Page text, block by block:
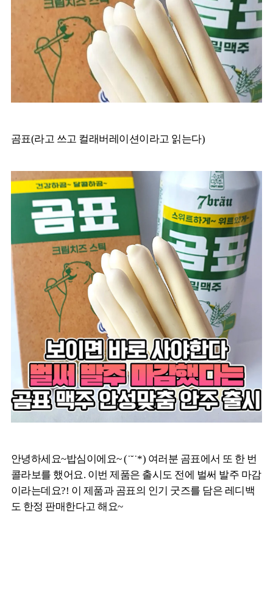
곰표(라고 쓰고 컬래버레이션이라고 읽는다)
안녕하세요~밥심이에요~ (˙˘˙*) 여러분 곰표에서 또 한 번
콜라보를 했어요. 이번 제품은 출시도 전에 벌써 발주 마감
이라는데요?! 이 제품과 곰표의 인기 굿즈를 담은 레디백
도 한정 판매한다고 해요~